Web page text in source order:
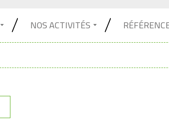
NOS ACTIVITÉS